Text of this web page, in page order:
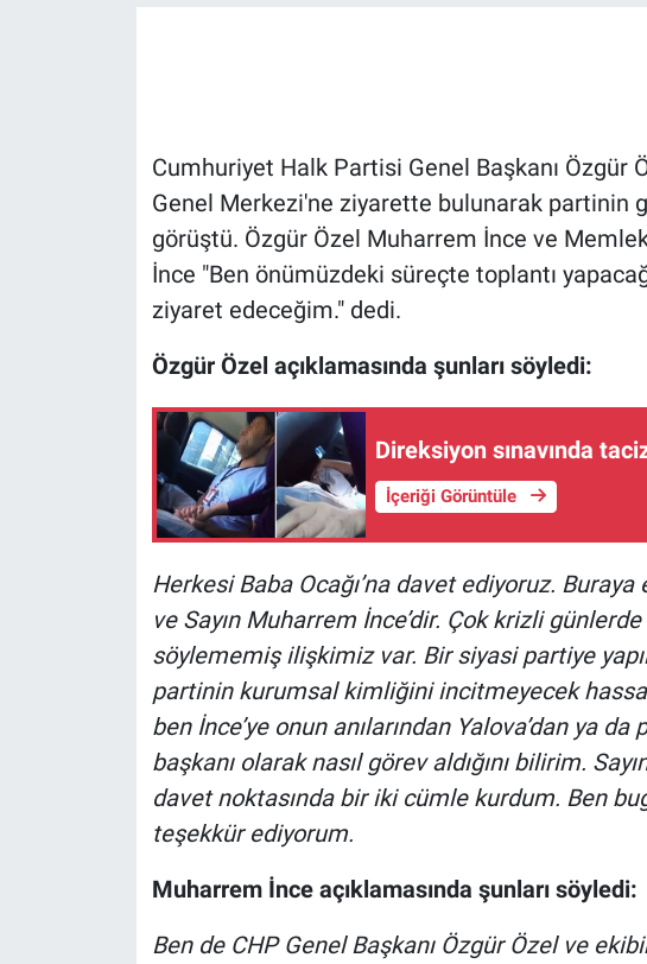
Cumhuriyet Halk Partisi Genel Başkanı Özgür
Genel Merkezi'ne ziyarette bulunarak partinin
görüştü. Özgür Özel Muharrem İnce ve
İnce "Ben önümüzdeki süreçte toplantı
ziyaret edeceğim." dedi.
Özgür Özel açıklamasında şunları söyledi:
Direksiyon sınavında
İçeriği Görüntüle
Herkesi Baba Ocağı’na davet ediyoruz.
ve Sayın Muharrem İnce’dir. Çok krizli
söylememiş ilişkimiz var. Bir siyasi partiye
partinin kurumsal kimliğini incitmeyecek
ben İnce’ye onun anılarından Yalova’dan ya
başkanı olarak nasıl görev aldığını bilirim.
davet noktasında bir iki cümle kurdum. Ben
teşekkür ediyorum.
Muharrem İnce açıklamasında şunları söyledi:
Ben de CHP Genel Başkanı Özgür Özel ve
Koronavirüs
Kültür Sanat
Ne demişti
Programlar
Türkiye'nin Geleceği